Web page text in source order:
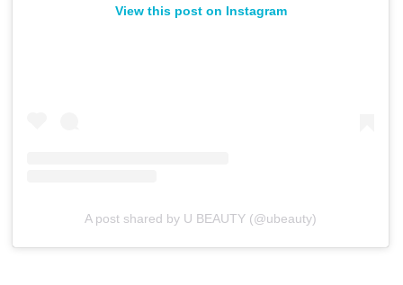
View this post on Instagram
A post shared by U BEAUTY (@ubeauty)